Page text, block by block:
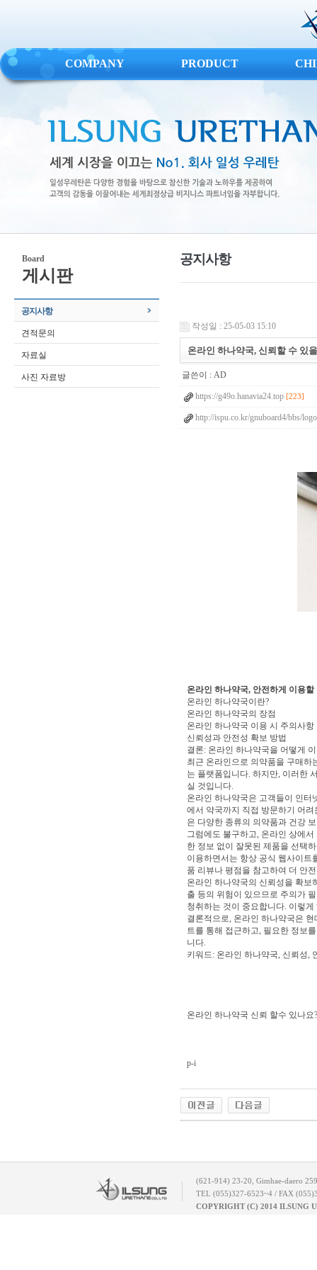
COMPANY PRODUCT
Board
게시판
공지사항
견적문의
자료실
사진 자료방
공지사항
작성일 : 25-05-03 15:10
온라인 하나약국, 신뢰할 수 있
글쓴이 : AD
https://g49o.hanavia24.top [223]
http://ispu.co.kr/gnuboard4/bbs/
온라인 하나약국, 안전하게 이용할
온라인 하나약국이란?
온라인 하나약국의 장점
온라인 하나약국 이용 시 주의사항
신뢰성과 안전성 확보 방법
결론: 온라인 하나약국을 어떻게
최근 온라인으로 의약품을 구매하
는 플랫폼입니다. 하지만, 이러한
실 것입니다.
온라인 하나약국은 고객들이 인터
에서 약국까지 직접 방문하기 어
은 다양한 종류의 의약품과 건강
그럼에도 불구하고, 온라인 상에
한 정보 없이 잘못된 제품을 선택
이용하면서는 항상 공식 웹사이트
품 리뷰나 평점을 참고하여 더 안
온라인 하나약국의 신뢰성을 확보
출 등의 위험이 있으므로 주의가
청취하는 것이 중요합니다. 이렇
결론적으로, 온라인 하나약국은
트를 통해 접근하고, 필요한 정보
니다.
키워드: 온라인 하나약국, 신뢰성,
온라인 하나약국 신뢰 할수 있나요?
p-i
(621-914) 23-20, Gimhae-daero
TEL (055)327-6523~4 / FAX
COPYRIGHT (C) 2014 ILSUNG